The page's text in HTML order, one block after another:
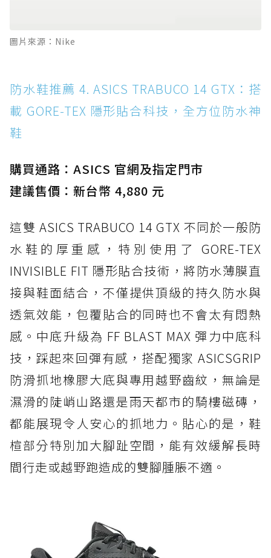
圖片來源：Nike
防水鞋推薦 4. ASICS TRABUCO 14 GTX：搭
載 GORE-TEX 隱形貼合科技，全方位防水神
鞋
購買通路：ASICS 官網及指定門市
建議售價：新台幣 4,880 元
這雙 ASICS TRABUCO 14 GTX 不同於一般防
水鞋的厚重感，特別使用了 GORE-TEX
INVISIBLE FIT 隱形貼合技術，將防水薄膜直
接與鞋面結合，不僅提供頂級的持久防水與
透氣效能，包覆貼合的同時也不會太有悶熱
感。中底升級為 FF BLAST MAX 彈力中底科
技，踩起來回彈有感，搭配獨家 ASICSGRIP
防滑抓地橡膠大底與專用越野齒紋，無論是
濕滑的陡峭山路還是雨天都市的騎樓磁磚，
都能展現令人安心的抓地力。貼心的是，鞋
楦部分特別加大腳趾空間，能有效緩解長時
間行走或越野跑造成的雙腳腫脹不適。